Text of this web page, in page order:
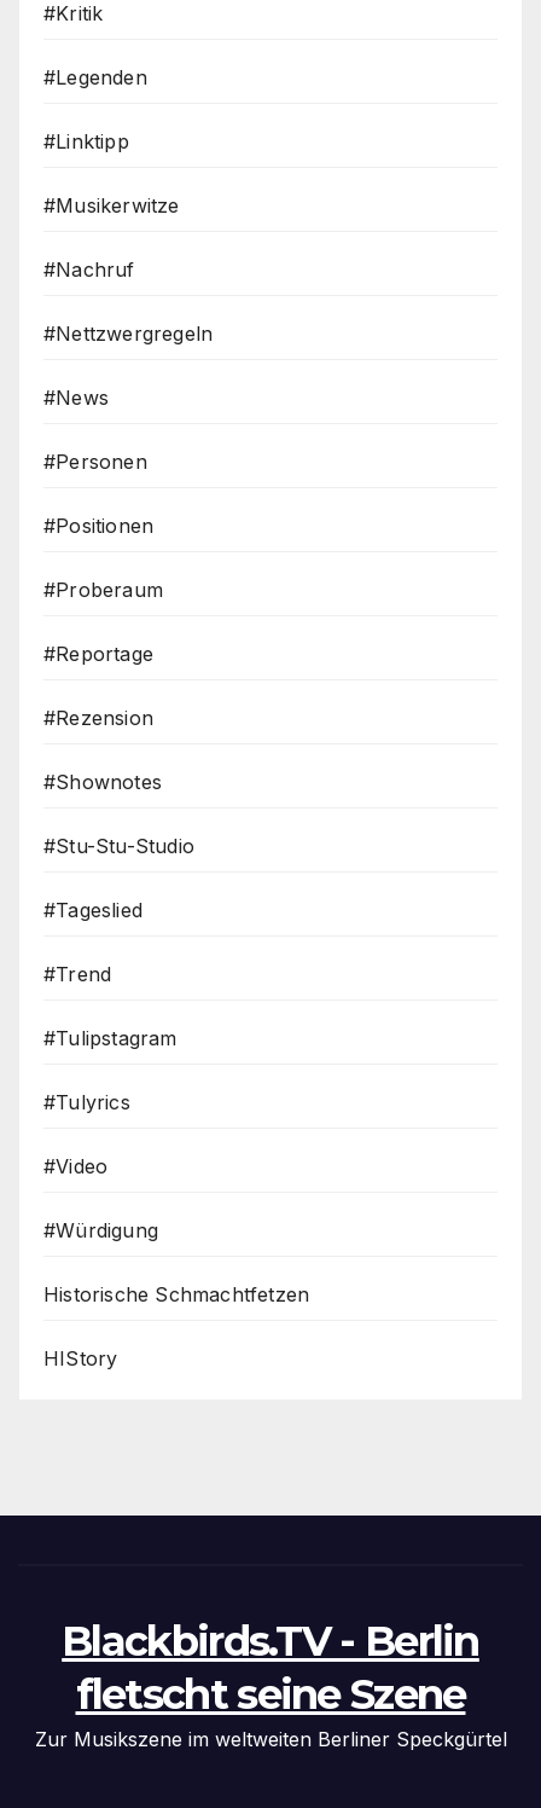
#Kritik
#Legenden
#Linktipp
#Musikerwitze
#Nachruf
#Nettzwergregeln
#News
#Personen
#Positionen
#Proberaum
#Reportage
#Rezension
#Shownotes
#Stu-Stu-Studio
#Tageslied
#Trend
#Tulipstagram
#Tulyrics
#Video
#Würdigung
Historische Schmachtfetzen
HIStory
Blackbirds.TV - Berlin
fletscht seine Szene
Zur Musikszene im weltweiten Berliner Speckgürtel